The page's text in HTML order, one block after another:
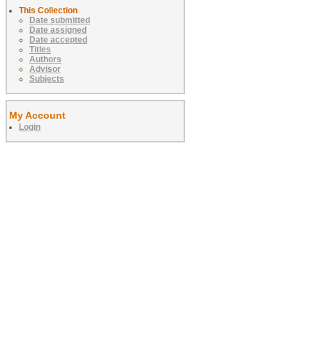
This Collection
Date submitted
Date assigned
Date accepted
Titles
Authors
Advisor
Subjects
My Account
Login